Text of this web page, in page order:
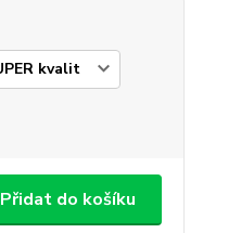
Přidat do košíku